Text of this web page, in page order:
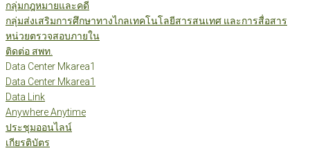
กลุ่มกฎหมายและคดี
กลุ่มส่งเสริมการศึกษาทางไกลเทคโนโลยีสารสนเทศ และการสื่อสาร
หน่วยตรวจสอบภายใน
ติดต่อ สพท.
Data Center Mkarea1
Data Center Mkarea1
Data Link
Anywhere Anytime
ประชุมออนไลน์
เกียรติบัตร